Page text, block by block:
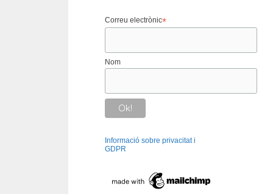
Correu electrònic*
Nom
Informació sobre privacitat i
GDPR